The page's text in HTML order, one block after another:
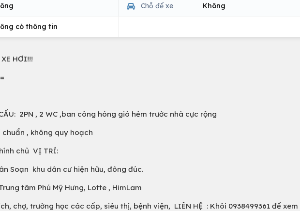
Chỗ để xe Không
có thông tin
HƠI!!!
2PN , 2 WC ,ban công hóng gió hẻm trước nhà cực rộng
chuẩn , không quy hoạch
chủ VỊ TRÍ:
Soạn khu dân cư hiện hữu, đông đúc.
tâm Phú Mỹ Hưng, Lotte , HimLam
chợ, trường học các cấp, siêu thị, bệnh viện, LIÊN HỆ : Khôi 0938499361 để xem